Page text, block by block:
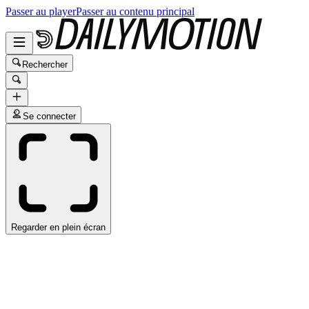
Passer au playerPasser au contenu principal
Rechercher
Se connecter
Regarder en plein écran